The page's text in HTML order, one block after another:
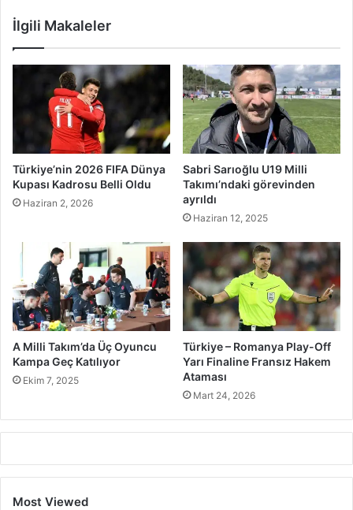
İlgili Makaleler
Türkiye’nin 2026 FIFA Dünya
Kupası Kadrosu Belli Oldu
Haziran 2, 2026
Sabri Sarıoğlu U19 Milli
Takımı’ndaki görevinden
ayrıldı
Haziran 12, 2025
A Milli Takım’da Üç Oyuncu
Kampa Geç Katılıyor
Ekim 7, 2025
Türkiye – Romanya Play-Off
Yarı Finaline Fransız Hakem
Ataması
Mart 24, 2026
Most Viewed